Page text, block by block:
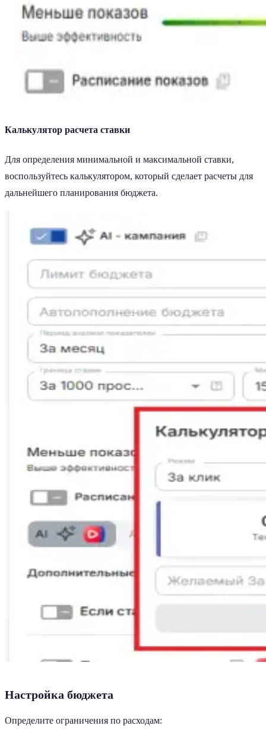
Калькулятор расчета ставки
Для определения минимальной и максимальной ставки,
воспользуйтесь калькулятором, который сделает расчеты для
дальнейшего планирования бюджета.
Настройка бюджета
Определите ограничения по расходам: